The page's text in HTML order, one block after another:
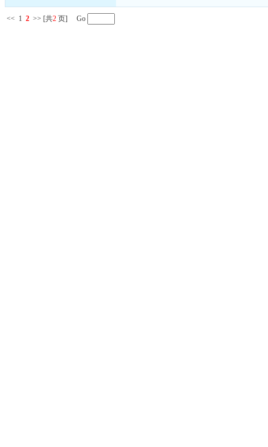
<< 1 2 >> [共2 页] Go